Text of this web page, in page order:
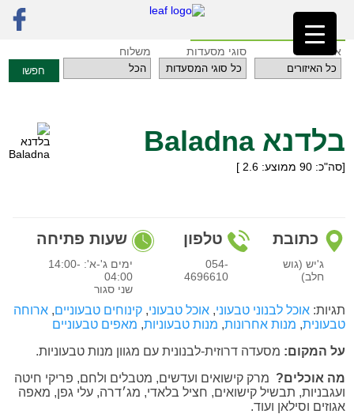
ראשי»מסעדות בלדנא Baladna
חזרה לאינדקס המסעדות
איזורים
סוגי מסעדות משלוח
חפשו
בלדנא Baladna
[סה"כ: 90 ממוצע: 2.6
]
כתובת
ג'יש (גוש
חלב)
טלפון
054-
4696610
שעות פתיחה
ימים ג'-א': 14:00-
04:00
שני סגור
תגיות: אוכל לבנוני טבעוני, אוכל טבעוני, קינוחים טבעוניים, ארוחה
טבעונית, מנות אחרונות, מנות טבעוניות, מאפים טבעוניים
על המקום: מסעדה דרוזית-לבנונית עם מגוון מנות טבעוניות.
מה אוכלים? מרק קישואים ועדשים, מטבלים ולחם, פריקי חיטה
ועגבניות, תבשיל קישואים, חציל בלאדי, מג׳דרה, עלי גפן, מאפה
אגוזים וסילאן ועוד.